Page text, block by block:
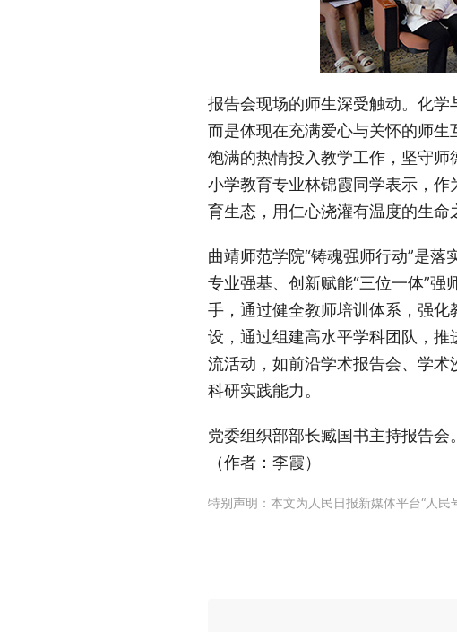
报告会现场的师生深受触动。化学
而是体现在充满爱心与关怀的师
饱满的热情投入教学工作，坚守
小学教育专业林锦霞同学表示，
育生态，用仁心浇灌有温度的生命
曲靖师范学院“铸魂强师行动”是落
专业强基、创新赋能“三位一体”
手，通过健全教师培训体系，强
设，通过组建高水平学科团队，推
流活动，如前沿学术报告会、学
科研实践能力。
党委组织部部长臧国书主持报告
（作者：李霞）
特别声明：本文为人民日报新媒体平台“人民